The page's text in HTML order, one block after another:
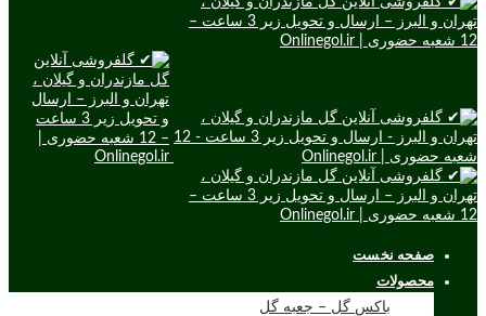
صفحه نخست
محصولات
باکس گل – جعبه گل